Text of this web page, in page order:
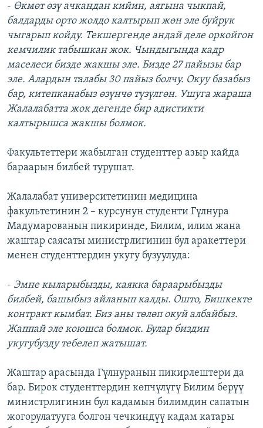
- Өкмөт өзү ачкандан кийин, аягына чыкпай,
балдарды орто жолдо калтырып жөн эле буйрук
чыгарып койду. Текшергенде андай деле оркойгон
кемчилик табышкан жок. Чындыгында кадр
маселеси бизде жакшы эле. Бизде 27 пайызы бар
эле. Алардын талабы 30 пайыз болчу. Окуу базабыз
бар, китепканабыз өзүнчө түзүлгөн. Ушуга жараша
Жалалабатта жок дегенде бир адистикти
калтырышса жакшы болмок.
Факультеттери жабылган студенттер азыр кайда
бараарын билбей турушат.
Жалалабат университетинин медицина
факультетинин 2 – курсунун студенти Гүлнура
Мадумарованын пикиринде, Билим, илим жана
жаштар саясаты министрлигинин бул аракеттери
менен студенттердин укугу бузуулуда:
- Эмне кыларыбызды, каякка бараарыбызды
билбей, башыбыз айланып калды. Ошто, Бишкекте
контракт кымбат. Биз аны төлөп окуй албайбыз.
Жаппай эле коюшса болмок. Булар биздин
укугубузду тебелеп жатышат.
Жаштар арасында Гүлнуранын пикирлештери да
бар. Бирок студенттердин көпчүлүгү Билим берүү
министрлигинин бул кадамын билимдин сапатын
жогорулатууга болгон чечкиндүү кадам катары